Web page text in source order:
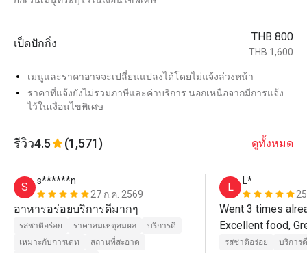
เป็ดปักกิ่ง
THB 800
THB 1,600
เมนูและราคาอาจจะเปลี่ยนแปลงได้โดยไม่แจ้งล่วงหน้า
ราคาที่แจ้งยังไม่รวมภาษีและค่าบริการ นอกเหนือจากมีการแจ้ง
ไว้ในเงื่อนไขพิเศษ
รีวิว4.5 (1,571) ดูทั้งหมด
S
s******n
27 ก.ค. 2569
อาหารอร่อยบริการดีมากๆ
รสชาติอร่อย ราคาสมเหตุสมผล
บริการดี
เหมาะกับการเดท
สถานที่สะอาด
L
L*
Went 3 times
Excellent food,
excellent service.
รสชาติอร่อย บริการดี